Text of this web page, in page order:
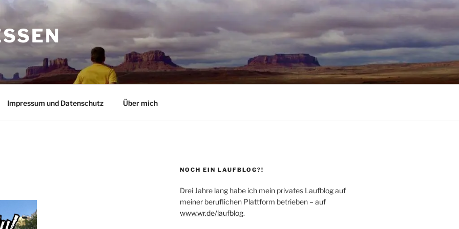
Impressum und Datenschutz Über mich
NOCH EIN LAUFBLOG?!
Drei Jahre lang habe ich mein privates Laufblog auf
meiner beruflichen Plattform betrieben – auf
www.wr.de/laufblog.